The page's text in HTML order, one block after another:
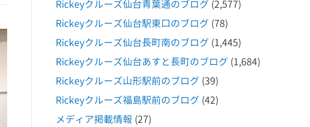
Rickeyクルーズ仙台青葉通のブログ (2,577)
Rickeyクルーズ仙台駅東口のブログ (78)
Rickeyクルーズ仙台長町南のブログ (1,445)
Rickeyクルーズ仙台あすと長町のブログ (1,684)
Rickeyクルーズ山形駅前のブログ (39)
Rickeyクルーズ福島駅前のブログ (42)
メディア掲載情報 (27)